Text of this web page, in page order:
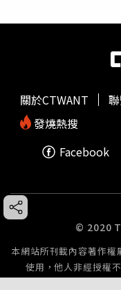
關於CTWANT
發燒熱搜
Facebook
© 2020
本網站所刊載內容著作
使用，他人非經授權